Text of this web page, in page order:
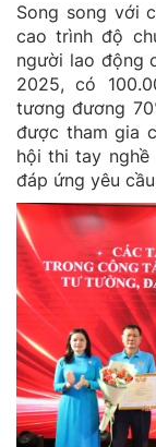
Song song với
cao trình độ
người lao động
2025, có
tương đương
được tham gia
hội thi tay nghề
đáp ứng yêu